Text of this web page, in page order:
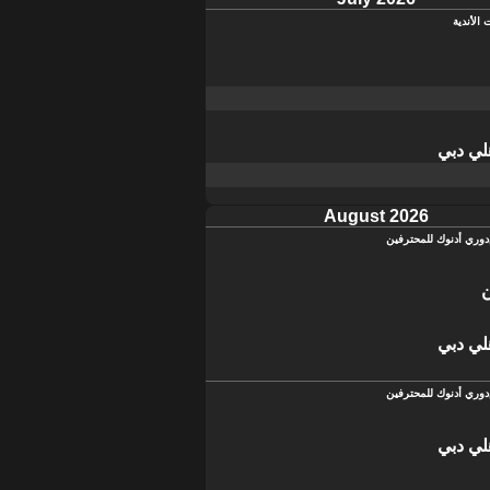
الأندية
دبي
August 2026
دوري أدنوك للمحترفين
دبي
دوري أدنوك للمحترفين
دبي